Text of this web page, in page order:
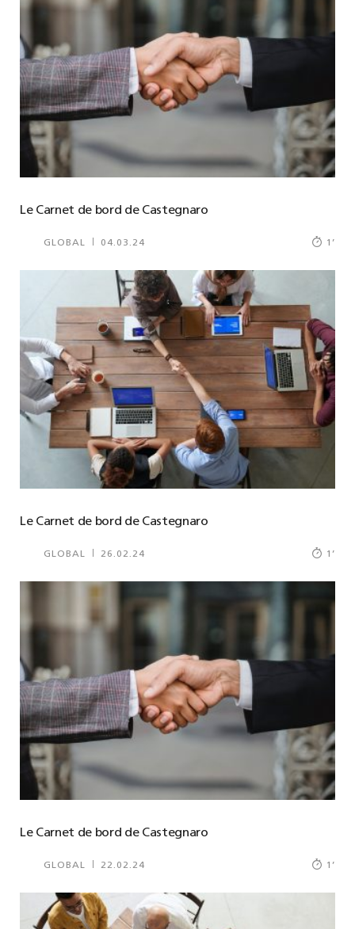
Le Carnet de bord de Castegnaro
GLOBAL 04.03.24 1’
Le Carnet de bord de Castegnaro
GLOBAL 26.02.24 1’
Le Carnet de bord de Castegnaro
GLOBAL 22.02.24 1’